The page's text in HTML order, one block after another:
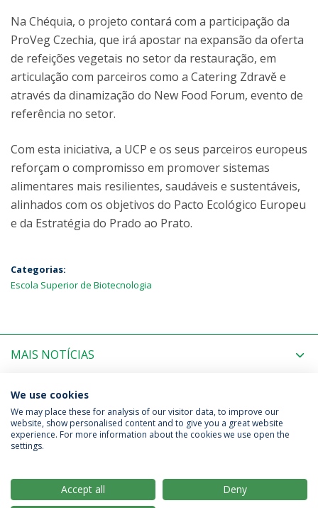
Na Chéquia, o projeto contará com a participação da
ProVeg Czechia, que irá apostar na expansão da oferta
de refeições vegetais no setor da restauração, em
articulação com parceiros como a Catering Zdravě e
através da dinamização do New Food Forum, evento de
referência no setor.
Com esta iniciativa, a UCP e os seus parceiros europeus
reforçam o compromisso em promover sistemas
alimentares mais resilientes, saudáveis e sustentáveis,
alinhados com os objetivos do Pacto Ecológico Europeu
e da Estratégia do Prado ao Prato.
Categorias:
Escola Superior de Biotecnologia
MAIS NOTÍCIAS
PRÓXIMOS EVENTOS
Política de Privacidade
Termos & Condições
We use cookies
We may place these for analysis of our visitor data, to improve our
website, show personalised content and to give you a great website
experience. For more information about the cookies we use open the
settings.
Accept all Deny